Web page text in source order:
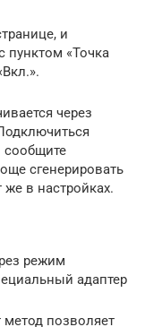
и
пунктом «Точка
через
сообщите
сгенерировать
же в настройках.
режим
адаптер
метод позволяет